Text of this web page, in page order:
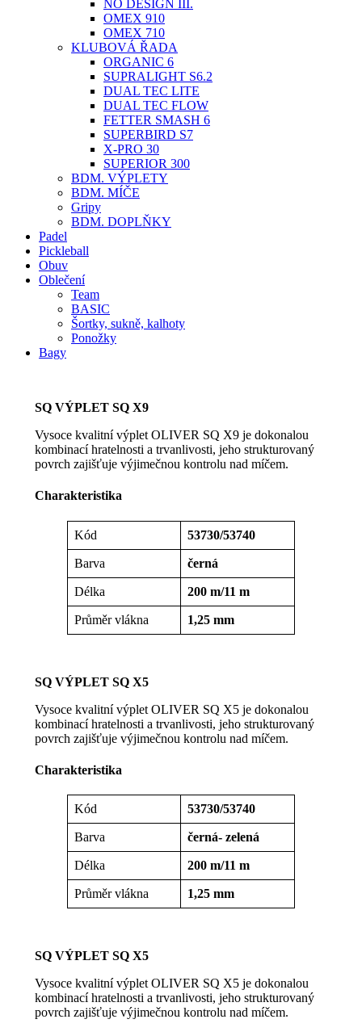
NO DESIGN III.
OMEX 910
OMEX 710
KLUBOVÁ ŘADA
ORGANIC 6
SUPRALIGHT S6.2
DUAL TEC LITE
DUAL TEC FLOW
FETTER SMASH 6
SUPERBIRD S7
X-PRO 30
SUPERIOR 300
BDM. VÝPLETY
BDM. MÍČE
Gripy
BDM. DOPLŇKY
Padel
Pickleball
Obuv
Oblečení
Team
BASIC
Šortky, sukně, kalhoty
Ponožky
Bagy
SQ VÝPLET SQ X9
Vysoce kvalitní výplet OLIVER SQ X9 je dokonalou
kombinací hratelnosti a trvanlivosti, jeho strukturovaný
povrch zajišťuje výjimečnou kontrolu nad míčem.
Charakteristika
Kód 53730/53740
Barva černá
Délka 200 m/11 m
Průměr vlákna 1,25 mm
SQ VÝPLET SQ X5
Vysoce kvalitní výplet OLIVER SQ X5 je dokonalou
kombinací hratelnosti a trvanlivosti, jeho strukturovaný
povrch zajišťuje výjimečnou kontrolu nad míčem.
Charakteristika
Kód 53730/53740
Barva černá- zelená
Délka 200 m/11 m
Průměr vlákna 1,25 mm
SQ VÝPLET SQ X5
Vysoce kvalitní výplet OLIVER SQ X5 je dokonalou
kombinací hratelnosti a trvanlivosti, jeho strukturovaný
povrch zajišťuje výjimečnou kontrolu nad míčem.